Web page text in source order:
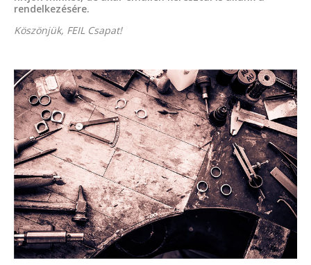
rendelkezésére.
Köszönjük, FEIL Csapat!